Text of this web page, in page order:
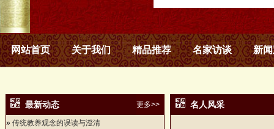
网站首页 关于我们 精品推荐 名家访谈 新
最新动态 更多>>
» 传统教养观念的误读与澄清
名人风采